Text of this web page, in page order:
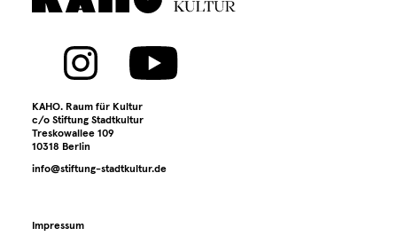
FAQ
Sanierung
Archiv
Kontakt
KAHO. Raum für Kultur
c/o Stiftung Stadtkultur
Treskowallee 109
10318 Berlin
info@stiftung-stadtkultur.de
Impressum